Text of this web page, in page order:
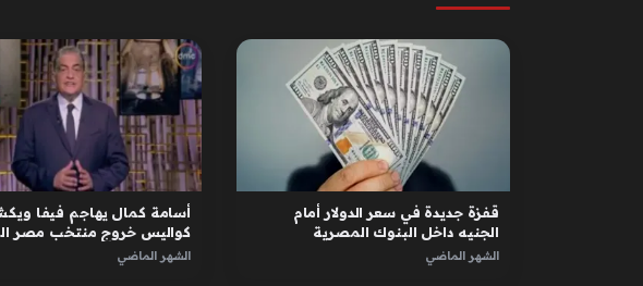
قفزة جديدة في سعر الدولار أمام
الجنيه داخل البنوك المصرية
الشهر الماضي
أسامة كمال يهاجم فيفا
كواليس خروج منتخب مصر
للجدل
الشهر الماضي